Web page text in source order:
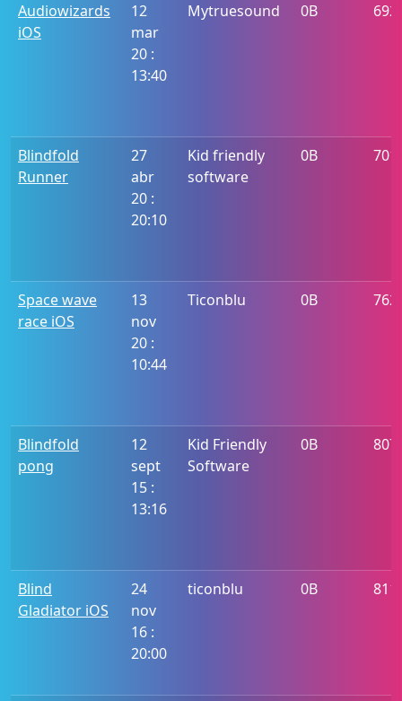
Audiowizards
iOS
12
mar
20 :
13:40
Mytruesound 0B 692
Blindfold
Runner
27
abr
20 :
20:10
Kid friendly
software
0B 701
Space wave
race iOS
13
nov
20 :
10:44
Ticonblu 0B 762
Blindfold
pong
12
sept
15 :
13:16
Kid Friendly
Software
0B 807
Blind
Gladiator iOS
24
nov
16 :
20:00
ticonblu 0B 811